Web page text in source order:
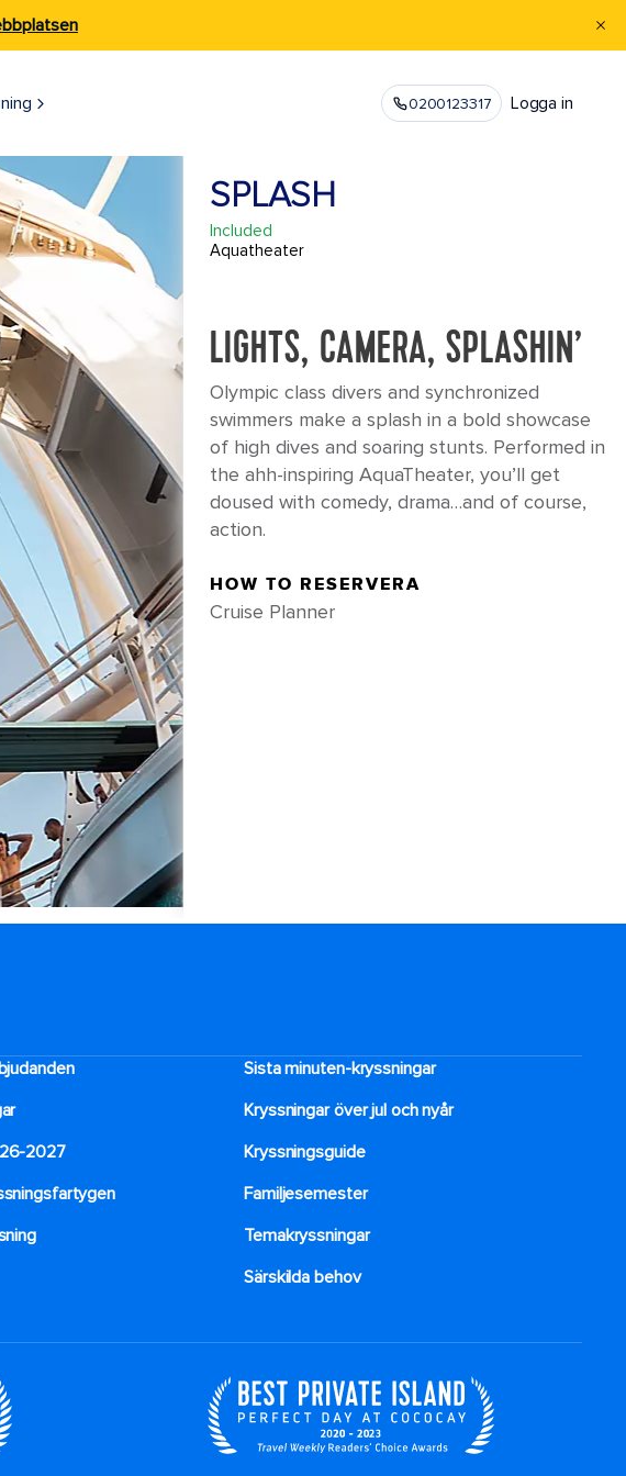
0200123317 Logga in
SPLASH
Included
Aquatheater
LIGHTS, CAMERA, SPLASHIN’
Olympic class divers and synchronized
swimmers make a splash in a bold showcase
of high dives and soaring stunts. Performed in
the ahh-inspiring AquaTheater, you’ll get
doused with comedy, drama…and of course,
action.
HOW TO RESERVERA
Cruise Planner
Sista minuten-kryssningar
Kryssningar över jul och nyår
2027
Kryssningsguide
Familjesemester
Temakryssningar
Särskilda behov